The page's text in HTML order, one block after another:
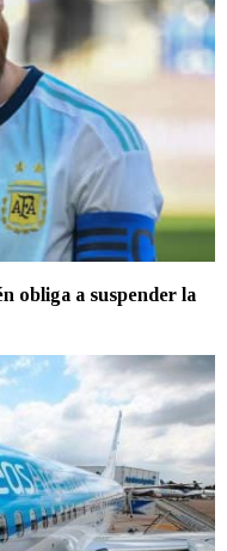
obliga a suspender la